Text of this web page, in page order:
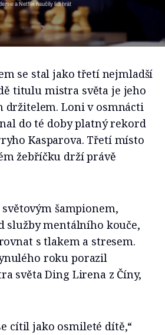
a Netflix naučily lidi hrát
se stal jako třetí nejmladší
titulu mistra světa je jeho
držitelem. Loni v osmnácti
do té doby platný rekord
Kasparova. Třetí místo
žebříčku drží právě
šampionem,
služby mentálního kouče,
s tlakem a stresem.
roku porazil
světa Ding Lirena z Číny,
cítil jako osmileté dítě,“